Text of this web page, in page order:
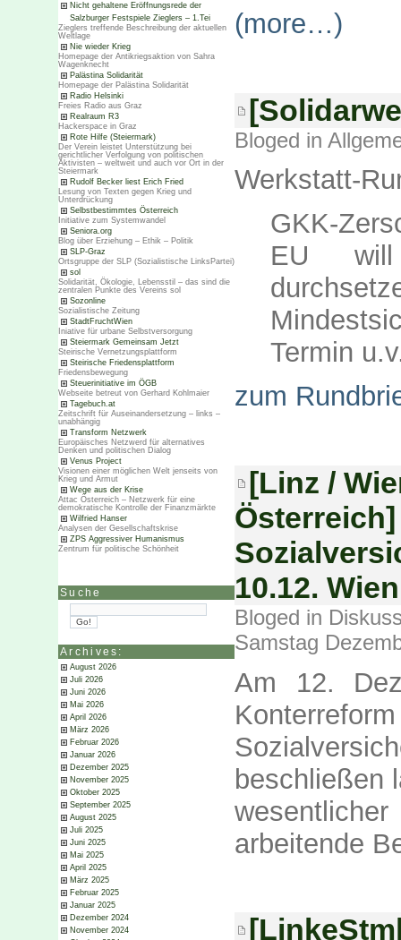
Nicht gehaltene Eröffnungsrede der
Salzburger Festspiele Zieglers – 1.Tei
Zieglers treffende Beschreibung der aktuellen
Weltlage
Nie wieder Krieg
Homepage der Antikriegsaktion von Sahra
Wagenknecht
Palästina Solidarität
Homepage der Palästina Solidarität
Radio Helsinki
Freies Radio aus Graz
Realraum R3
Hackerspace in Graz
Rote Hilfe (Steiermark)
Der Verein leistet Unterstützung bei
gerichtlicher Verfolgung von politischen
Aktivisten – weltweit und auch vor Ort in der
Steiermark
Rudolf Becker liest Erich Fried
Lesung von Texten gegen Krieg und
Unterdrückung
Selbstbestimmtes Österreich
Initiative zum Systemwandel
Seniora.org
Blog über Erziehung – Ethik – Politik
SLP-Graz
Ortsgruppe der SLP (Sozialistische LinksPartei)
sol
Solidarität, Ökologie, Lebensstil – das sind die
zentralen Punkte des Vereins sol
Sozonline
Sozialistische Zeitung
StadtFruchtWien
Iniative für urbane Selbstversorgung
Steiermark Gemeinsam Jetzt
Steirische Vernetzungsplattform
Steirische Friedensplattform
Friedensbewegung
Steuerinitiative im ÖGB
Webseite betreut von Gerhard Kohlmaier
Tagebuch.at
Zeitschrift für Auseinandersetzung – links –
unabhängig
Transform Netzwerk
Europäisches Netzwerd für alternatives
Denken und politischen Dialog
Venus Project
Visionen einer möglichen Welt jenseits von
Krieg und Armut
Wege aus der Krise
Attac Österreich – Netzwerk für eine
demokratische Kontrolle der Finanzmärkte
Wilfried Hanser
Analysen der Gesellschaftskrise
ZPS Aggressiver Humanismus
Zentrum für politische Schönheit
Suche
Archives:
August 2026
Juli 2026
Juni 2026
Mai 2026
April 2026
März 2026
Februar 2026
Januar 2026
Dezember 2025
November 2025
Oktober 2025
September 2025
August 2025
Juli 2025
Juni 2025
Mai 2025
April 2025
März 2025
Februar 2025
Januar 2025
Dezember 2024
November 2024
(more…)
Bloged in
Werkstatt-
GKK-
EU will
Termin
zum
[Linz /
10.12.
Bloged in
Samstag
Am 12.
beschließen
arbeitende